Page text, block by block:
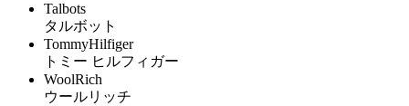
Talbots
タルボット
TommyHilfiger
トミー ヒルフィガー
WoolRich
ウールリッチ